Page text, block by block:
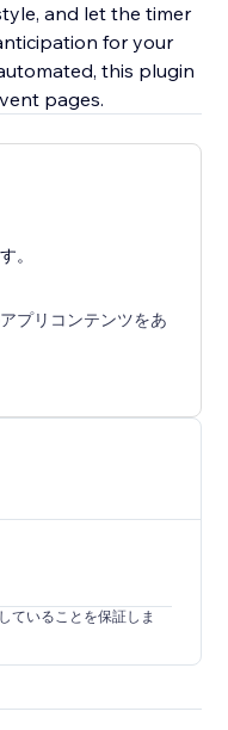
and let the timer
for your
this plugin
pages.
。
プリコンテンツをあ
ていることを保証しま